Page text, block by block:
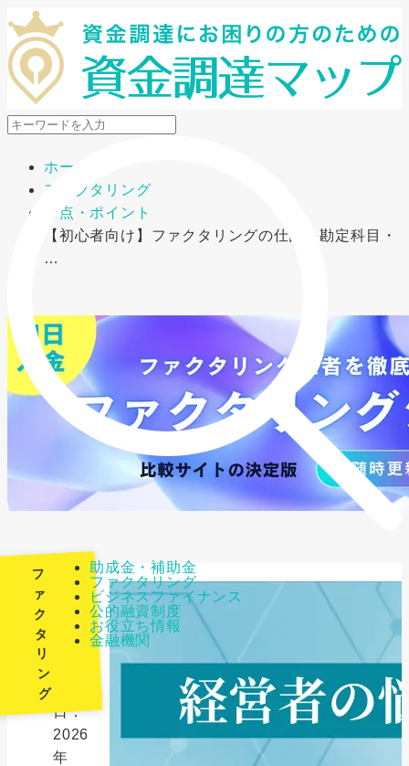
メニューを開閉
助成金・補助金
ファクタリング
ビジネスファイナンス
公的融資制度
お役立ち情報
金融機関
ホーム
ファクタリング
要点・ポイント
【初心者向け】ファクタリングの仕訳・勘定科目・
…
フ
ァ
ク
タ
リ
ン
グ
日：
2026
年